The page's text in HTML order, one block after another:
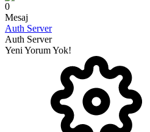
0
Mesaj
Auth Server
Auth Server
Yeni Yorum Yok!